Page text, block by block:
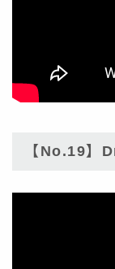
【No.19